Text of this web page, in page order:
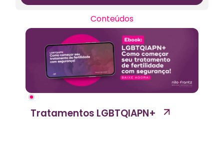
Conteúdos
Tratamentos LGBTQIAPN+